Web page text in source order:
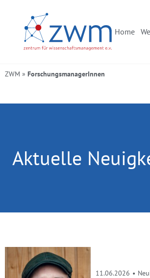
Home
ZWM » ForschungsmanagerInnen
Aktuelle
11.06.2026 •